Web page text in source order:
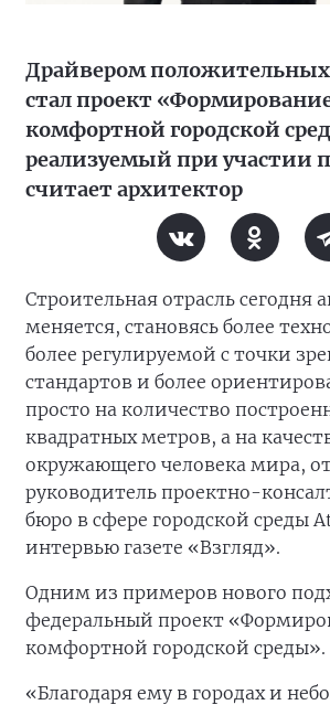
Драйвером
стал проект
комфортной городской
реализуемый при участии
считает архитектор
Строительная отрасль сегодня
меняется, становясь более
более регулируемой с точки
стандартов и более
просто на количество
квадратных метров, а на
окружающего человека мира,
руководитель проектно-
бюро в сфере городской среды
интервью газете «Взгляд».
Одним из примеров нового
федеральный проект
комфортной городской среды».
«Благодаря ему в городах и